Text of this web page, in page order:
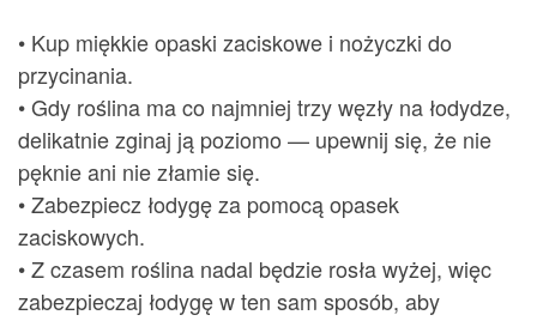
• Kup miękkie opaski zaciskowe i nożyczki do
przycinania.
• Gdy roślina ma co najmniej trzy węzły na łodydze,
delikatnie zginaj ją poziomo — upewnij się, że nie
pęknie ani nie złamie się.
• Zabezpiecz łodygę za pomocą opasek
zaciskowych.
• Z czasem roślina nadal będzie rosła wyżej, więc
zabezpieczaj łodygę w ten sam sposób, aby